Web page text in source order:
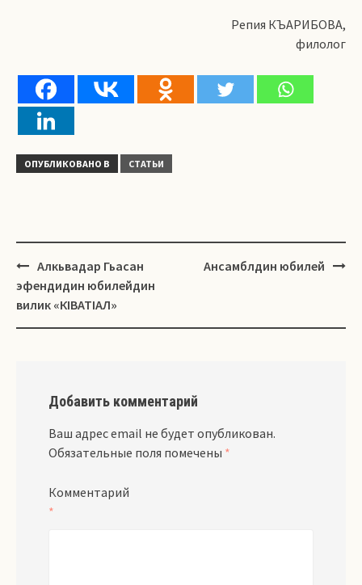
Репия КЪАРИБОВА,
филолог
ОПУБЛИКОВАНО В СТАТЬИ
Навигация
Алкьвадар Гьасан
эфендидин юбилейдин
вилик «КІВАТІАЛ»
Ансамблдин юбилей
Добавить комментарий
Ваш адрес email не будет опубликован.
Обязательные поля помечены *
Комментарий
*